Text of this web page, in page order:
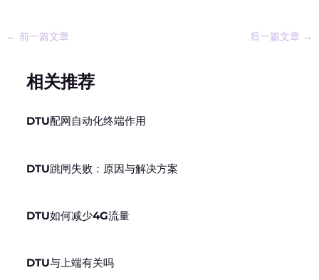
← 前一篇文章 后一篇文章 →
相关推荐
DTU配网自动化终端作用
DTU跳闸失败：原因与解决方案
DTU如何减少4G流量
DTU与上端有关吗